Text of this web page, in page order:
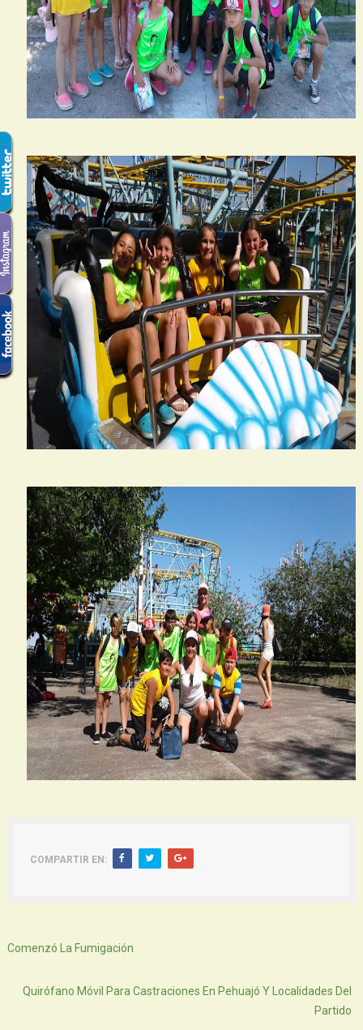
COMPARTIR EN:
Comenzó La Fumigación
Quirófano Móvil Para Castraciones En Pehuajó Y Localidades Del
Partido